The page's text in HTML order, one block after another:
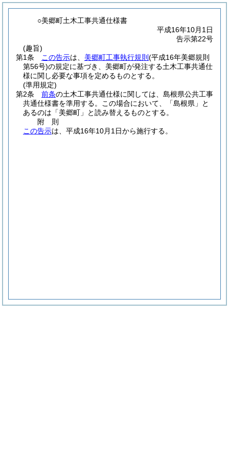
○美郷町土木工事共通仕様書
平成16年10月1日
告示第22号
(趣旨)
第1条
この告示は、 美郷町工事執行規則 (平成16年美郷規則
第56号)の規定に基づき、美郷町が発注する土木工事共通仕
様に関し必要な事項を定めるものとする。
(準用規定)
第2条
前条の土木工事共通仕様に関しては、島根県公共工事
共通仕様書を準用する。
この場合において、「島根県」と
あるのは「美郷町」と読み替えるものとする。
附 則
この告示は、平成16年10月1日から施行する。